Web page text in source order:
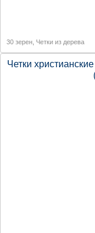
30 зерен Четки из дерева
Четки